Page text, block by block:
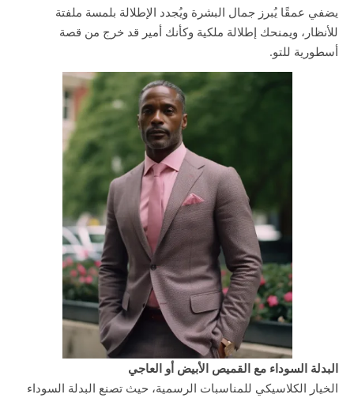
يضفي عمقًا يُبرز جمال البشرة ويُجدد الإطلالة بلمسة ملفتة
للأنظار، ويمنحك إطلالة ملكية وكأنك أمير قد خرج من قصة
أسطورية للتو.
البدلة السوداء مع القميص الأبيض أو العاجي
الخيار الكلاسيكي للمناسبات الرسمية، حيث تصنع البدلة السوداء